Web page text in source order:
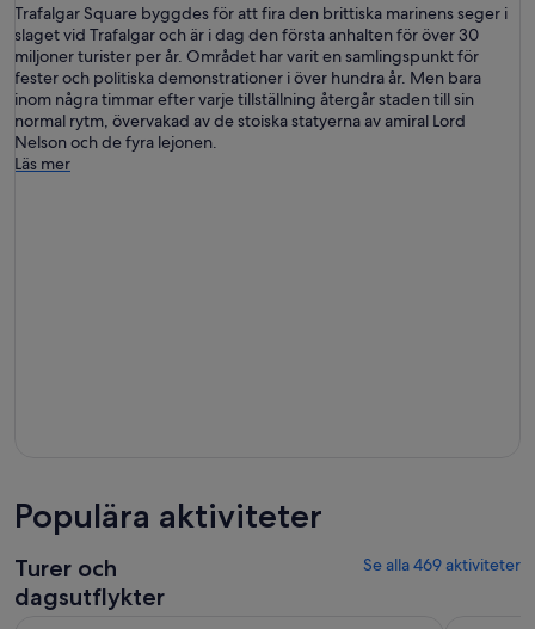
Trafalgar Square byggdes för att fira den brittiska marinens seger i
slaget vid Trafalgar och är i dag den första anhalten för över 30
miljoner turister per år. Området har varit en samlingspunkt för
fester och politiska demonstrationer i över hundra år. Men bara
inom några timmar efter varje tillställning återgår staden till sin
normal rytm, övervakad av de stoiska statyerna av amiral Lord
Nelson och de fyra lejonen.
Läs mer
Populära aktiviteter
Turer och
dagsutflykter
Se alla 469 aktiviteter